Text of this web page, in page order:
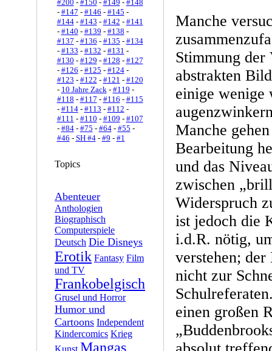
#200 - #150 - #149 - #148
- #147 - #146 - #145 -
#144- #143 - #142 - #141
- #140 - #139 - #138 -
#137 - #136 - #135 - #134
- #133 - #132 - #131 -
#130 - #129 - #128 - #127
- #126 - #125 - #124-
#123 - #122 - #121 - #120
- 10 Jahre Zack- #119 -
#118 - #117 - #116 - #115
- #114- #113 - #112 -
#111 - #110 - #109 - #107
- #84- #75 - #64- #55 -
#46 - SH #4- #9 - #1
Topics
Abenteuer
Anthologien
Biographisch
Computerspiele
Deutsch Die Disneys
Erotik Fantasy Film
und TV
Frankobelgisch
Grusel und Horror
Humor und
Cartoons Independent
Kindercomics Krieg
Kunst Mangas
Manche
Stimmung der
abstrakten
einige wenige
Manche
Bearbeitung
und das
zwischen
Widerspruch
ist jedoch die
i.d.R. nötig,
verstehen; der
nicht zur
einen großen